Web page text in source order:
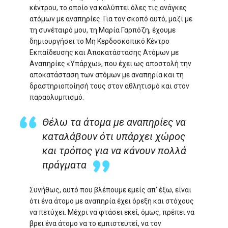
κέντρου, το οποίο να καλύπτει όλες τις ανάγκες
ατόμων με αναπηρίες. Για τον σκοπό αυτό, μαζί με
τη συνέταιρό μου, τη Μαρία Γαρπόζη, έχουμε
δημιουργήσει το Μη Κερδοσκοπικό Κέντρο
Εκπαίδευσης και Αποκατάστασης Ατόμων με
Αναπηρίες «Υπάρχω», που έχει ως αποστολή την
αποκατάσταση των ατόμων με αναπηρία και τη
δραστηριοποίησή τους στον αθλητισμό και στον
παραολυμπισμό.
Θέλω τα άτομα με αναπηρίες να
καταλάβουν ότι υπάρχει χώρος
και τρόπος για να κάνουν πολλά
πράγματα
Συνήθως, αυτό που βλέπουμε εμείς απ’ έξω, είναι
ότι ένα άτομο με αναπηρία έχει όρεξη και στόχους
να πετύχει. Μέχρι να φτάσει εκεί, όμως, πρέπει να
βρει ένα άτομο να το εμπιστευτεί, να τον